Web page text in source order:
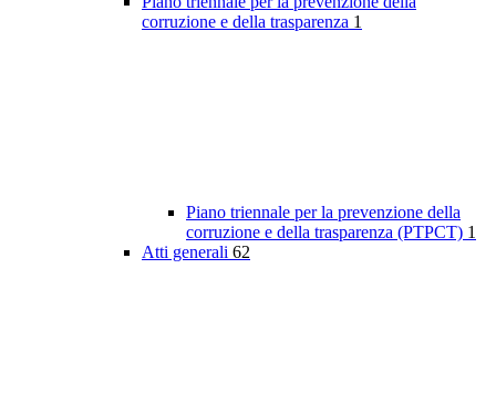
corruzione e della trasparenza 1
Piano triennale per la prevenzione della
corruzione e della trasparenza (PTPCT) 1
Atti generali 62